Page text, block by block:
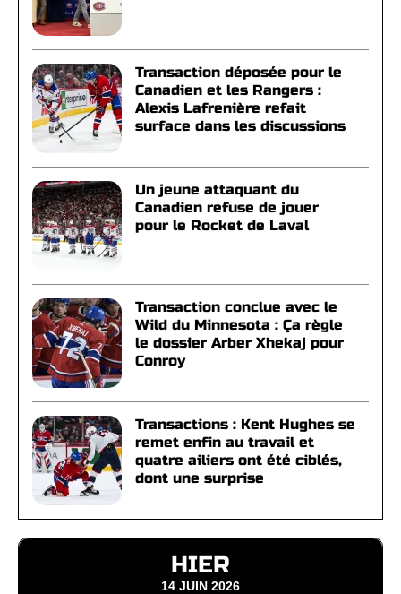
Transaction déposée pour le
Canadien et les Rangers :
Alexis Lafrenière refait
surface dans les discussions
Un jeune attaquant du
Canadien refuse de jouer
pour le Rocket de Laval
Transaction conclue avec le
Wild du Minnesota : Ça règle
le dossier Arber Xhekaj pour
Conroy
Transactions : Kent Hughes se
remet enfin au travail et
quatre ailiers ont été ciblés,
dont une surprise
HIER
14 JUIN 2026